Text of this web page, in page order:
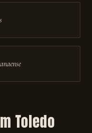
Toledo